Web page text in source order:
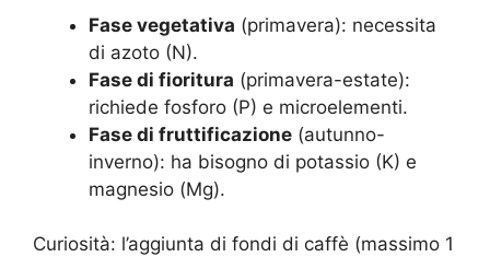
Fase vegetativa (primavera): necessita
di azoto (N).
Fase di fioritura (primavera-estate):
richiede fosforo (P) e microelementi.
Fase di fruttificazione (autunno-
inverno): ha bisogno di potassio (K) e
magnesio (Mg).
Curiosità: l’aggiunta di fondi di caffè (massimo 1